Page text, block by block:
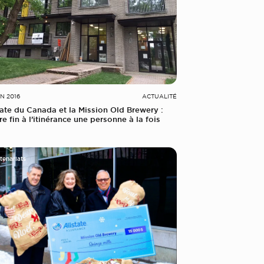
2016 ACTUALITÉ
du Canada et la Mission Old Brewery :
fin à l’itinérance une personne à la fois